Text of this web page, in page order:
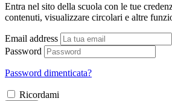
Entra nel sito della scuola con le tue
contenuti, visualizzare circolari e altre
Email address
Password
Password dimenticata?
Ricordami